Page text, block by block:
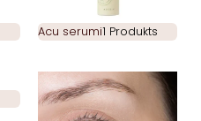
Acu serumi1 Produkts